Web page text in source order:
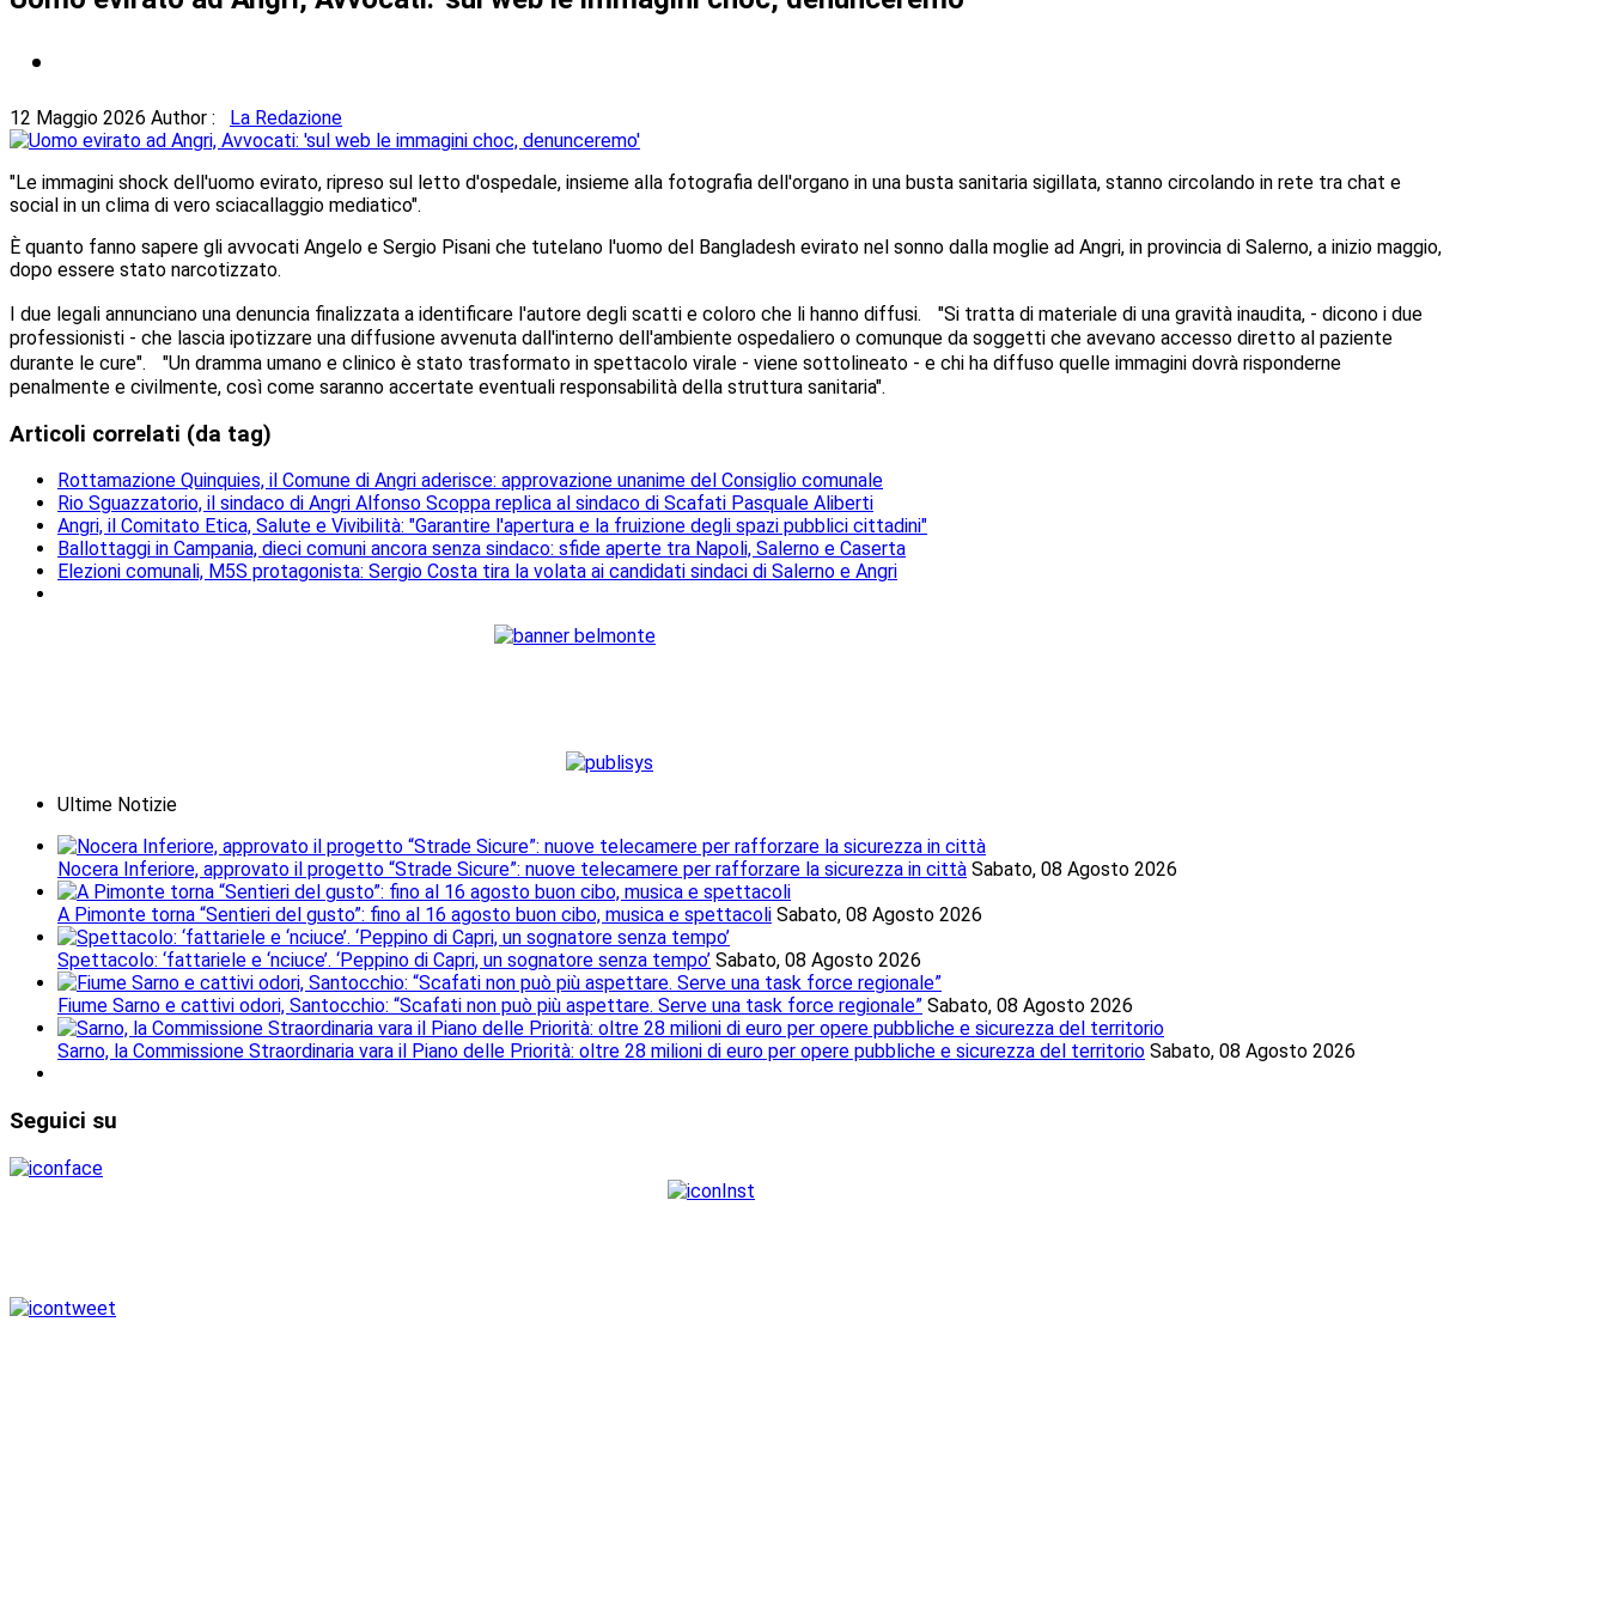
12 Maggio 2026 Author : La Redazione
"Le immagini shock dell'uomo evirato, ripreso sul letto d'ospedale, insieme alla fotografia dell'organo in una busta sanitaria sigillata, stanno circolando in rete tra chat e
social in un clima di vero sciacallaggio mediatico".
È quanto fanno sapere gli avvocati Angelo e Sergio Pisani che tutelano l'uomo del Bangladesh evirato nel sonno dalla moglie ad Angri, in provincia di Salerno, a inizio maggio,
dopo essere stato narcotizzato.
I due legali annunciano una denuncia finalizzata a identificare l'autore degli scatti e coloro che li hanno diffusi. "Si tratta di materiale di una gravità inaudita, - dicono i due
professionisti - che lascia ipotizzare una diffusione avvenuta dall'interno dell'ambiente ospedaliero o comunque da soggetti che avevano accesso diretto al paziente
durante le cure". "Un dramma umano e clinico è stato trasformato in spettacolo virale - viene sottolineato - e chi ha diffuso quelle immagini dovrà risponderne
penalmente e civilmente, così come saranno accertate eventuali responsabilità della struttura sanitaria".
Articoli correlati (da tag)
Rottamazione Quinquies, il Comune di Angri aderisce: approvazione unanime del Consiglio comunale
Rio Sguazzatorio, il sindaco di Angri Alfonso Scoppa replica al sindaco di Scafati Pasquale Aliberti
Angri, il Comitato Etica, Salute e Vivibilità: "Garantire l'apertura e la fruizione degli spazi pubblici cittadini"
Ballottaggi in Campania, dieci comuni ancora senza sindaco: sfide aperte tra Napoli, Salerno e Caserta
Elezioni comunali, M5S protagonista: Sergio Costa tira la volata ai candidati sindaci di Salerno e Angri
Ultime Notizie
Nocera Inferiore, approvato il progetto “Strade Sicure”: nuove telecamere per rafforzare la sicurezza in città Sabato, 08 Agosto 2026
A Pimonte torna “Sentieri del gusto”: fino al 16 agosto buon cibo, musica e spettacoli Sabato, 08 Agosto 2026
Spettacolo: ‘fattariele e ‘nciuce’. ‘Peppino di Capri, un sognatore senza tempo’ Sabato, 08 Agosto 2026
Fiume Sarno e cattivi odori, Santocchio: “Scafati non può più aspettare. Serve una task force regionale” Sabato, 08 Agosto 2026
Sarno, la Commissione Straordinaria vara il Piano delle Priorità: oltre 28 milioni di euro per opere pubbliche e sicurezza del territorio Sabato, 08 Agosto 2026
Seguici su